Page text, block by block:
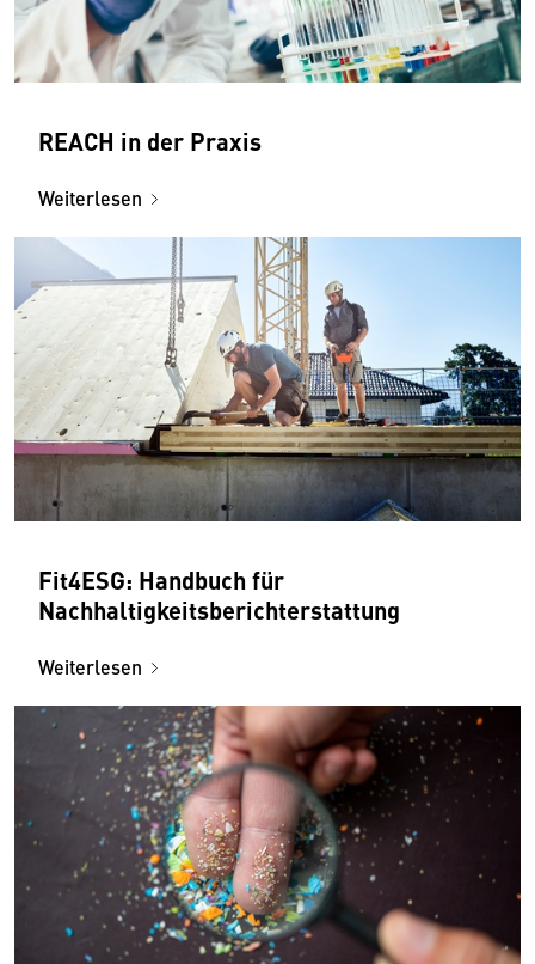
REACH in der Praxis
Weiterlesen
Fit4ESG: Handbuch für
Nachhaltigkeitsberichterstattung
Weiterlesen